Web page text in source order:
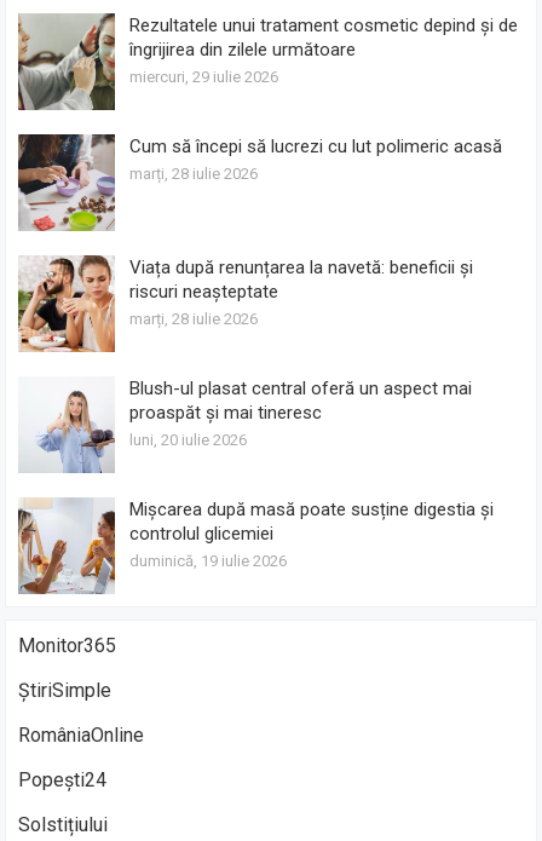
Rezultatele unui tratament cosmetic depind și de
îngrijirea din zilele următoare
miercuri, 29 iulie 2026
Cum să începi să lucrezi cu lut polimeric acasă
marți, 28 iulie 2026
Viața după renunțarea la navetă: beneficii și
riscuri neașteptate
marți, 28 iulie 2026
Blush-ul plasat central oferă un aspect mai
proaspăt și mai tineresc
luni, 20 iulie 2026
Mișcarea după masă poate susține digestia și
controlul glicemiei
duminică, 19 iulie 2026
Monitor365
ȘtiriSimple
RomâniaOnline
Popești24
Solstițiului